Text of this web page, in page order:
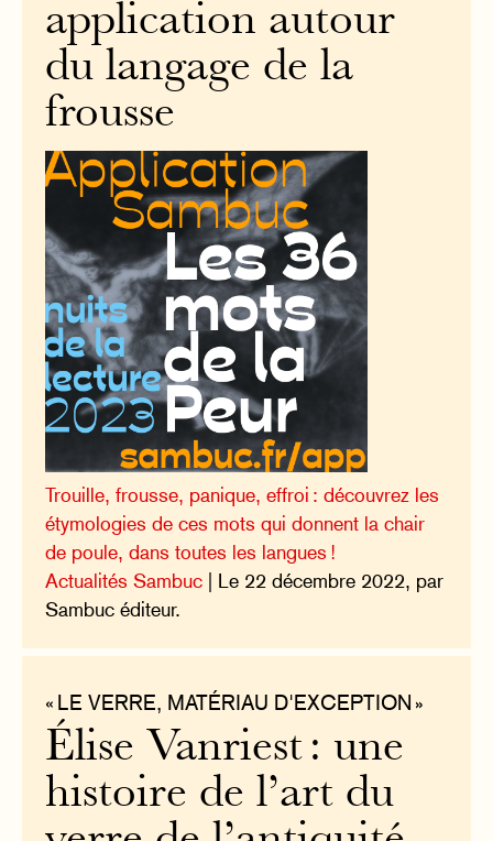
application autour
du langage de la
frousse
Trouille, frousse, panique, effroi : découvrez les
étymologies de ces mots qui donnent la chair
de poule, dans toutes les langues !
Actualités Sambuc | Le 22 décembre 2022, par
Sambuc éditeur.
« LE VERRE, MATÉRIAU D'EXCEPTION »
Élise Vanriest : une
histoire de l’art du